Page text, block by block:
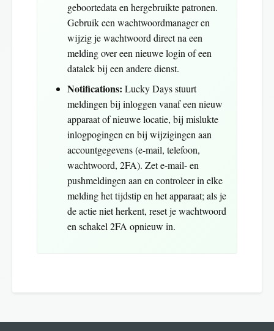
geboortedata en hergebruikte patronen.
Gebruik een wachtwoordmanager en
wijzig je wachtwoord direct na een
melding over een nieuwe login of een
datalek bij een andere dienst.
Notifications: Lucky Days stuurt
meldingen bij inloggen vanaf een nieuw
apparaat of nieuwe locatie, bij mislukte
inlogpogingen en bij wijzigingen aan
accountgegevens (e-mail, telefoon,
wachtwoord, 2FA). Zet e-mail- en
pushmeldingen aan en controleer in elke
melding het tijdstip en het apparaat; als je
de actie niet herkent, reset je wachtwoord
en schakel 2FA opnieuw in.